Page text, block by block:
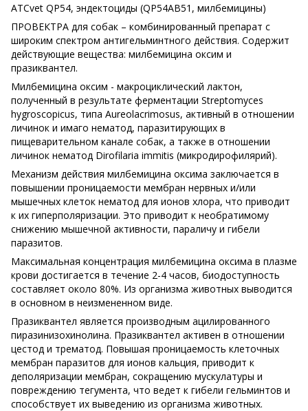
ATCvet QP54, эндектоциды (QP54AB51, милбемицины)
ПРОВЕКТРА для собак – комбинированный препарат с
широким спектром антигельминтного действия. Содержит
действующие вещества: милбемицина оксим и
празиквантел.
Милбемицина оксим - макроциклический лактон,
полученный в результате ферментации Streptomyces
hygroscopicus, типа Aureolacrimosus, активный в отношении
личинок и имаго нематод, паразитирующих в
пищеварительном канале собак, а также в отношении
личинок нематод Dirofilaria immitis (микродирофилярий).
Механизм действия милбемицина оксима заключается в
повышении проницаемости мембран нервных и/или
мышечных клеток нематод для ионов хлора, что приводит
к их гиперполяризации. Это приводит к необратимому
снижению мышечной активности, параличу и гибели
паразитов.
Максимальная концентрация милбемицина оксима в плазме
крови достигается в течение 2-4 часов, биодоступность
составляет около 80%. Из организма животных выводится
в основном в неизмененном виде.
Празиквантел является производным ацилированного
пиразинизохинолина. Празиквантел активен в отношении
цестод и трематод. Повышая проницаемость клеточных
мембран паразитов для ионов кальция, приводит к
деполяризации мембран, сокращению мускулатуры и
повреждению тегумента, что ведет к гибели гельминтов и
способствует их выведению из организма животных.